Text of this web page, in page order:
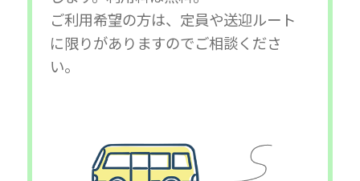
ご利用希望の方は、定員や送迎ルート
に限りがありますのでご相談くださ
い。